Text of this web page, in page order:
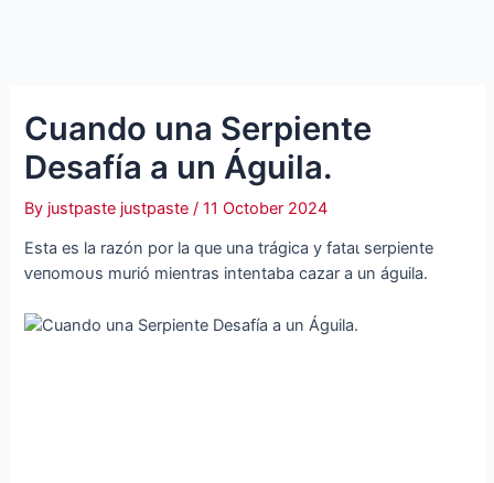
Cuando una Serpiente
Desafía a un Águila.
By justpaste justpaste/11 October 2024
Esta es la razón por la que una trágica y fаtаɩ serpiente
ⱱeпomoᴜѕ murió mientras intentaba cazar a un águila.